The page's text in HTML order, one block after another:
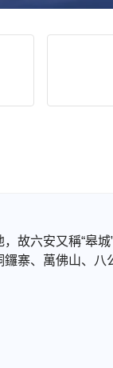
故六安又稱“皋
寨、萬佛山、八